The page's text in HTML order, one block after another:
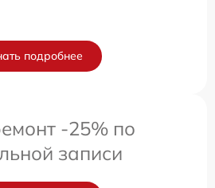
подробнее
-25% по
записи